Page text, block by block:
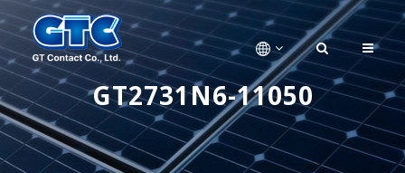
GT2731N6-11050